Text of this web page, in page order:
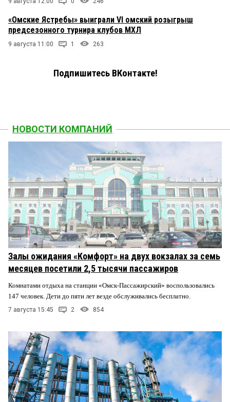
«Омские Ястребы» выиграли VI омский розыгрыш
предсезонного турнира клубов МХЛ
9 августа 11:00 1 263
Подпишитесь ВКонтакте!
НОВОСТИ КОМПАНИЙ
Залы ожидания «Комфорт» на двух вокзалах за семь
месяцев посетили 2,5 тысячи пассажиров
Комнатами отдыха на станции «Омск-Пассажирский» воспользовались
147 человек. Дети до пяти лет везде обслуживались бесплатно.
7 августа 15:45 2 854